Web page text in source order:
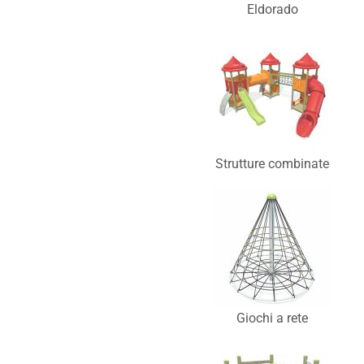
Eldorado
Strutture combinate
Giochi a rete